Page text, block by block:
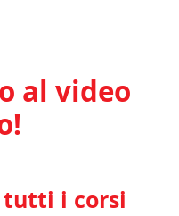
al video
tutti i corsi